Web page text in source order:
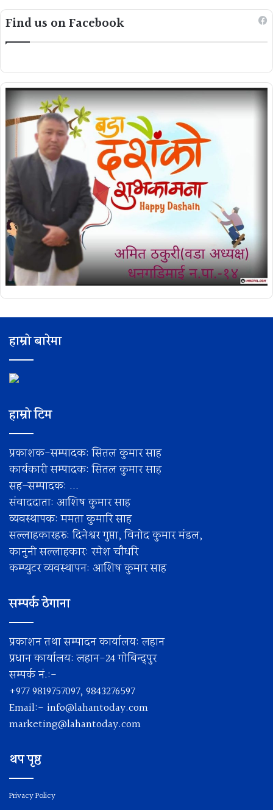
Find us on Facebook
हाम्रो बारेमा
हाम्रो टिम
प्रकाशक-सम्पादक: सितल कुमार साह
कार्यकारी सम्पादक: सितल कुमार साह
सह–सम्पादक: ...
संवाददाता: आशिष कुमार साह
व्यवस्थापक: ममता कुमारि साह
सल्लाहकारहरु: दिनेश्वर गुप्ता, विनोद कुमार मंडल,
कानुनी सल्लाहकार: रमेश चाैधरि
कम्प्युटर व्यवस्थापन: आशिष कुमार साह
सम्पर्क ठेगाना
प्रकाशन तथा सम्पादन कार्यालय: लहान
प्रधान कार्यालय: लहान-24 गोबिन्द्पुर
सम्पर्क नं.:-
+977 9819757097, 9843276597
Email:- info@lahantoday.com
marketing@lahantoday.com
थप पृष्ठ
Privacy Policy